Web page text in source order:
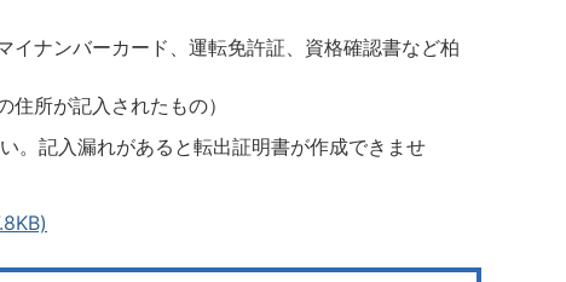
イナンバーカード、運転免許証、資格確認書など柏
所が記入されたもの）
。記入漏れがあると転出証明書が作成できませ